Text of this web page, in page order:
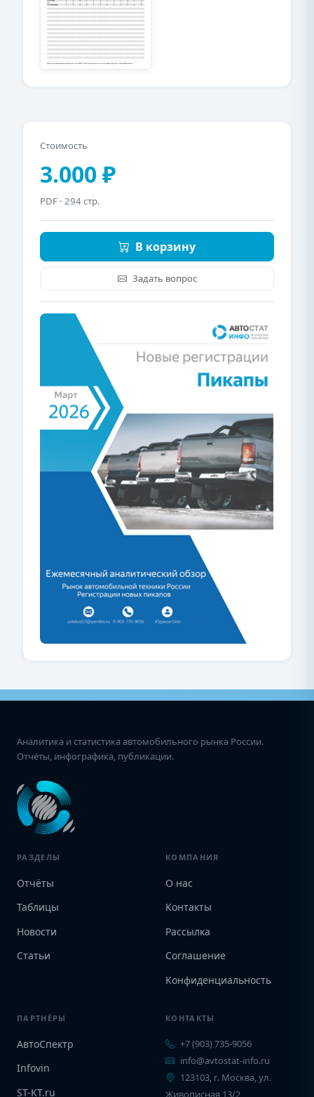
Стоимость
3.000 ₽
PDF · 294 стр.
В корзину
Задать вопрос
Аналитика и статистика автомобильного рынка России.
Отчёты, инфографика, публикации.
РАЗДЕЛЫ
Отчёты
Таблицы
Новости
Статьи
КОМПАНИЯ
О нас
Контакты
Рассылка
Соглашение
Конфиденциальность
ПАРТНЁРЫ
АвтоСпектр
Infovin
ST-KT.ru
КОНТАКТЫ
+7 (903) 735-9056
info@avtostat-info.ru
123103, г. Москва, ул.
Живописная 13/2